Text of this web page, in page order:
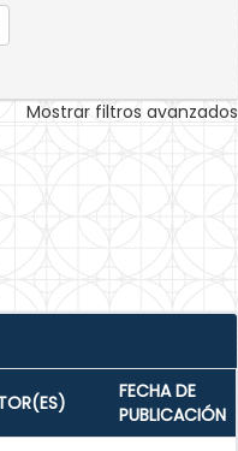
Mostrar filtros avanzados
FECHA DE
PUBLICACIÓN